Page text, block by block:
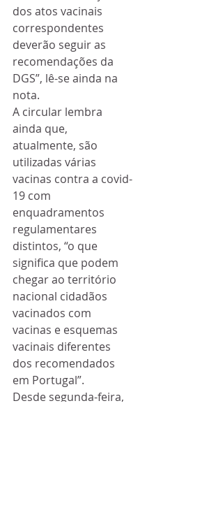
dos atos vacinais
correspondentes
deverão seguir as
recomendações da
DGS”, lê-se ainda na
nota.
A circular lembra
ainda que,
atualmente, são
utilizadas várias
vacinas contra a covid-
19 com
enquadramentos
regulamentares
distintos, “o que
significa que podem
chegar ao território
nacional cidadãos
vacinados com
vacinas e esquemas
vacinais diferentes
dos recomendados
em Portugal”.
Desde segunda-feira,